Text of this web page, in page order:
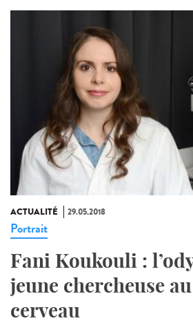
ACTUALITÉ 29.05.2018
Portrait
Fani Koukouli :
jeune chercheuse
cerveau